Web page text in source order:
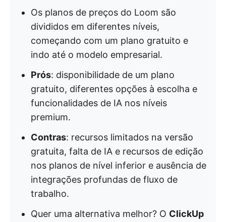
Os planos de preços do Loom são
divididos em diferentes níveis,
começando com um plano gratuito e
indo até o modelo empresarial.
Prós: disponibilidade de um plano
gratuito, diferentes opções à escolha e
funcionalidades de IA nos níveis
premium.
Contras: recursos limitados na versão
gratuita, falta de IA e recursos de edição
nos planos de nível inferior e ausência de
integrações profundas de fluxo de
trabalho.
Quer uma alternativa melhor? O ClickUp